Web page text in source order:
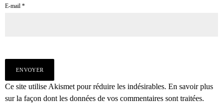
E-mail *
Ce site utilise Akismet pour réduire les indésirables. En savoir plus
sur la façon dont les données de vos commentaires sont traitées.